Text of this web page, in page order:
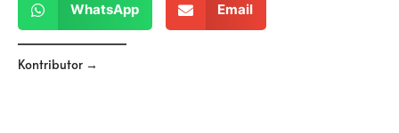
WhatsApp Email
Kontributor →